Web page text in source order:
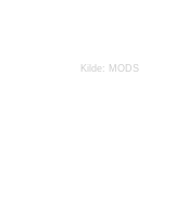
Kilde: MODS